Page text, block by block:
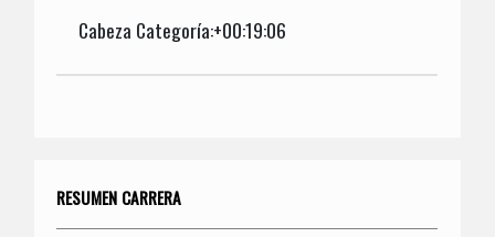
Cabeza Categoría:+00:19:06
RESUMEN CARRERA